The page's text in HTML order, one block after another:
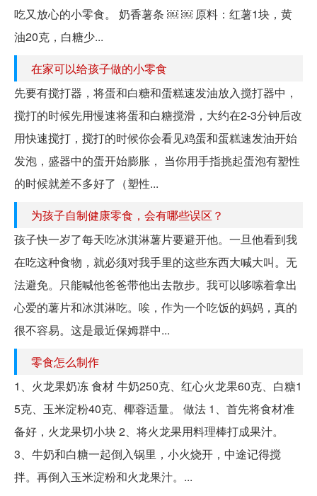
吃又放心的小零食。 奶香薯条 ￼ ￼ 原料：红薯1块，黄
油20克，白糖少...
在家可以给孩子做的小零食
先要有搅打器，将蛋和白糖和蛋糕速发油放入搅打器中，
搅打的时候先用慢速将蛋和白糖搅滑，大约在2-3分钟后改
用快速搅打，搅打的时候你会看见鸡蛋和蛋糕速发油开始
发泡，盛器中的蛋开始膨胀， 当你用手指挑起蛋泡有塑性
的时候就差不多好了（塑性...
为孩子自制健康零食，会有哪些误区？
孩子快一岁了每天吃冰淇淋薯片要避开他。一旦他看到我
在吃这种食物，就必须对我手里的这些东西大喊大叫。无
法避免。只能喊他爸爸带他出去散步。我可以哆嗦着拿出
心爱的薯片和冰淇淋吃。唉，作为一个吃饭的妈妈，真的
很不容易。这是最近保姆群中...
零食怎么制作
1、火龙果奶冻 食材 牛奶250克、红心火龙果60克、白糖1
5克、玉米淀粉40克、椰蓉适量。 做法 1、首先将食材准
备好，火龙果切小块 2、将火龙果用料理棒打成果汁。
3、牛奶和白糖一起倒入锅里，小火烧开，中途记得搅
拌。再倒入玉米淀粉和火龙果汁。...